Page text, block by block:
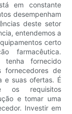
em constante
desempenham
deste setor
entendemos a
certo
farmacêutica.
tenha fornecido
fornecedores de
e suas ofertas. É
os requisitos
e tomar uma
Investir em